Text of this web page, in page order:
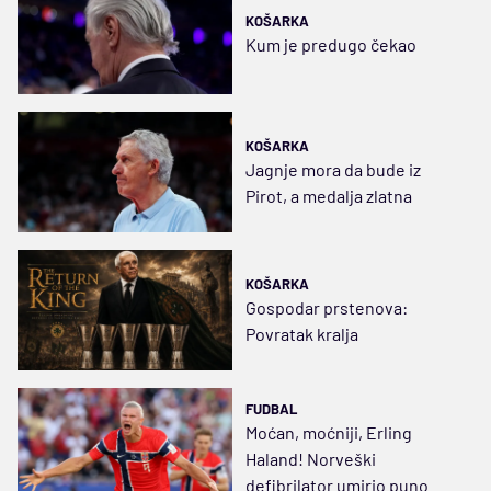
KOŠARKA
Kum je predugo čekao
KOŠARKA
Jagnje mora da bude iz
Pirot, a medalja zlatna
KOŠARKA
Gospodar prstenova:
Povratak kralja
FUDBAL
Moćan, moćniji, Erling
Haland! Norveški
defibrilator umirio puno